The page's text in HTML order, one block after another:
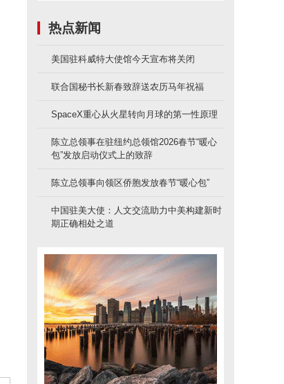
热点新闻
美国驻科威特大使馆今天宣布将关闭
联合国秘书长新春致辞送农历马年祝福
SpaceX重心从火星转向月球的第一性原理
陈立总领事在驻纽约总领馆2026春节“暖心
包”发放启动仪式上的致辞
陈立总领事向领区侨胞发放春节“暖心包”
中国驻美大使：人文交流助力中美构建新时
期正确相处之道